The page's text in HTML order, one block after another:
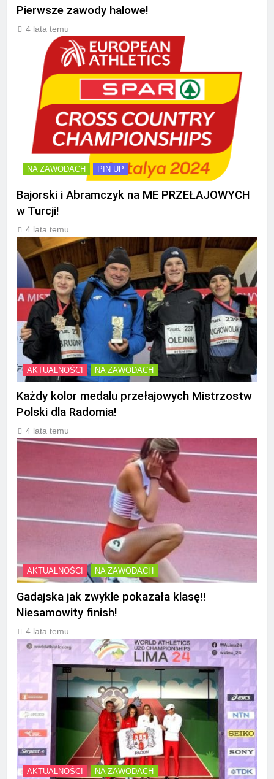
Pierwsze zawody halowe!
4 lata temu
NA ZAWODACH PIN UP
Bajorski i Abramczyk na ME PRZEŁAJOWYCH
w Turcji!
4 lata temu
AKTUALNOŚCI NA ZAWODACH
Każdy kolor medalu przełajowych Mistrzostw
Polski dla Radomia!
4 lata temu
AKTUALNOŚCI NA ZAWODACH
Gadajska jak zwykle pokazała klasę!!
Niesamowity finish!
4 lata temu
AKTUALNOŚCI NA ZAWODACH